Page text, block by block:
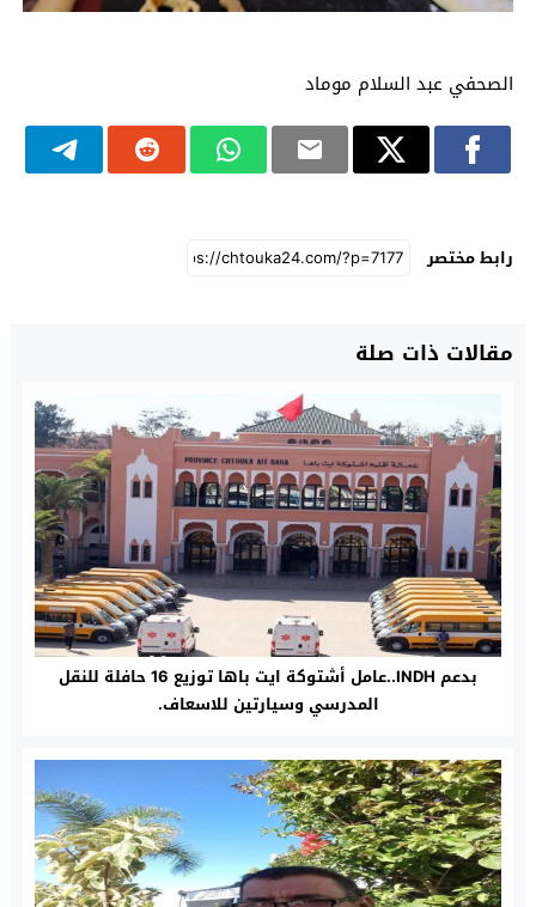
الصحفي عبد السلام موماد
رابط مختصر
مقالات ذات صلة
بدعم INDH..عامل أشتوكة ايت باها توزيع 16 حافلة للنقل
المدرسي وسيارتين للاسعاف.